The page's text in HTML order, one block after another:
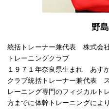
野
統括トレーナー兼代表 株式会
トレーニングクラブ
１９７１年奈良県生まれ あす
クラブ統括トレーナー兼代表
レーニング専門のフィジカルト
方までに体幹トレーニングによ